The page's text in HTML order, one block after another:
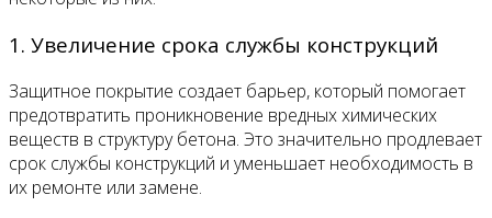
1. Увеличение срока службы конструкций
Защитное покрытие создает барьер, который помогает
предотвратить проникновение вредных химических
веществ в структуру бетона. Это значительно продлевает
срок службы конструкций и уменьшает необходимость в
их ремонте или замене.